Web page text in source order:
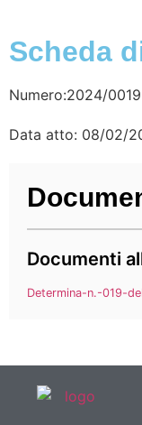
Scheda
Numero:2024/0019
Data atto: 08/02/
Documenti
Determina-n.-019-